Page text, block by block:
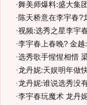
·舞美师爆料:盛大集
·陈天桥意在李宇春?
·视频:选秀之星李宇
·李宇春上春晚? 金
·选秀歌手惺惺相惜
·龙丹妮:天娱明年做
·龙丹妮:谁说选秀没
·李宇春玩魔术 龙丹